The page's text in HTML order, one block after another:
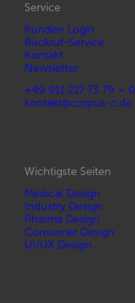
Service
Kunden Login
Rückruf-Service
Kontakt
Newsletter
+49 911 217 73 79 – 0
kontakt@corpus-c.de
Wichtigste Seiten
Medical Design
Industry Design
Pharma Design
Consumer Design
UI/UX Design